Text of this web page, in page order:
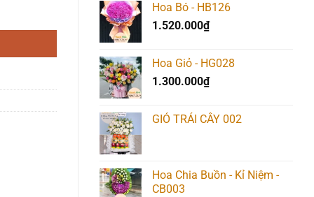
Hoa Bó - HB126
1.520.000₫
Hoa Giỏ - HG028
1.300.000₫
GIỎ TRÁI CÂY 002
Hoa Chia Buồn - Kỉ Niệm -
CB003